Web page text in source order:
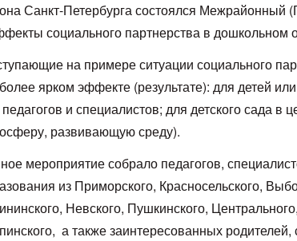
Санкт-Петербурга состоялся Межрайонный
социального партнерства в дошкольном
на примере ситуации социального
ярком эффекте (результате): для детей
и специалистов; для детского сада в
развивающую среду).
мероприятие собрало педагогов,
из Приморского, Красносельского,
Невского, Пушкинского,
а также заинтересованных